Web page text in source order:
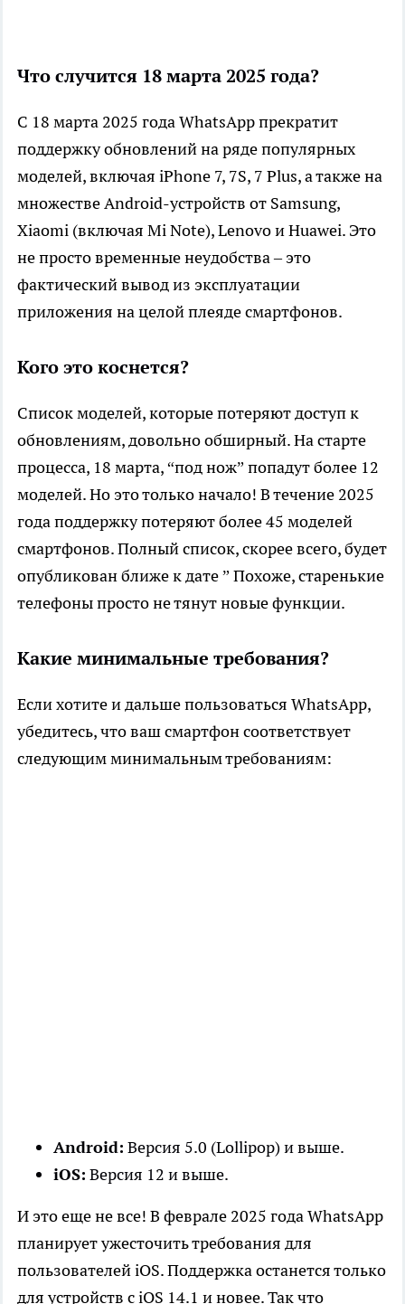
Что случится 18 марта 2025 года?
С 18 марта 2025 года WhatsApp прекратит
поддержку обновлений на ряде популярных
моделей, включая iPhone 7, 7S, 7 Plus, а также на
множестве Android-устройств от Samsung,
Xiaomi (включая Mi Note), Lenovo и Huawei. Это
не просто временные неудобства – это
фактический вывод из эксплуатации
приложения на целой плеяде смартфонов.
Кого это коснется?
Список моделей, которые потеряют доступ к
обновлениям, довольно обширный. На старте
процесса, 18 марта, “под нож” попадут более 12
моделей. Но это только начало! В течение 2025
года поддержку потеряют более 45 моделей
смартфонов. Полный список, скорее всего, будет
опубликован ближе к дате ” Похоже, старенькие
телефоны просто не тянут новые функции.
Какие минимальные требования?
Если хотите и дальше пользоваться WhatsApp,
убедитесь, что ваш смартфон соответствует
следующим минимальным требованиям:
Android: Версия 5.0 (Lollipop) и выше.
iOS: Версия 12 и выше.
И это еще не все! В феврале 2025 года WhatsApp
планирует ужесточить требования для
пользователей iOS. Поддержка останется только
для устройств с iOS 14.1 и новее. Так что